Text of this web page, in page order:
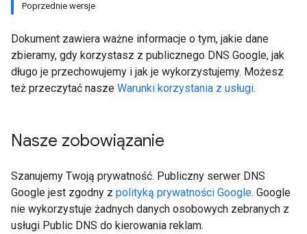
Poprzednie wersje
Dokument zawiera ważne informacje o tym, jakie dane
zbieramy, gdy korzystasz z publicznego DNS Google, jak
długo je przechowujemy i jak je wykorzystujemy. Możesz
też przeczytać nasze Warunki korzystania z usługi.
Nasze zobowiązanie
Szanujemy Twoją prywatność. Publiczny serwer DNS
Google jest zgodny z polityką prywatności Google. Google
nie wykorzystuje żadnych danych osobowych zebranych z
usługi Public DNS do kierowania reklam.